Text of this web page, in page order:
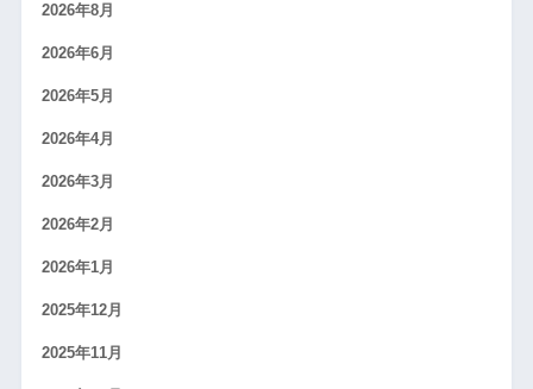
2026年8月
2026年6月
2026年5月
2026年4月
2026年3月
2026年2月
2026年1月
2025年12月
2025年11月